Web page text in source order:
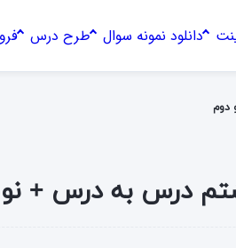
دانلود نمونه سوال طرح درس
دوم
درس به درس +